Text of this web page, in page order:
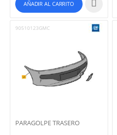
AÑADIR AL CARRITO
90510123GMC
PARAGOLPE TRASERO